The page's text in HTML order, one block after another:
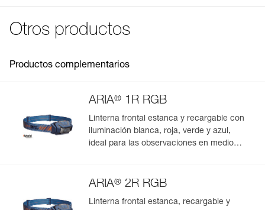
Pack : 1
Referencia : E068BA02
Colores : CAMO
Otros productos
Productos complementarios
ARIA® 1R RGB
Linterna frontal estanca y recargable con
iluminación blanca, roja, verde y azul,
ideal para las observaciones en medio
ARIA® 2R RGB
Linterna frontal estanca, recargable y